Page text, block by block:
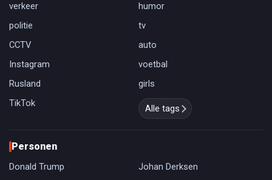
verkeer
humor
politie
tv
CCTV
auto
Instagram
voetbal
Rusland
girls
TikTok
Alle tags
Personen
Donald Trump
Johan Derksen